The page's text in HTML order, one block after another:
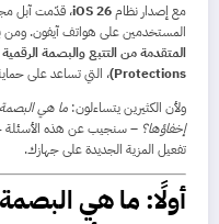
مع إصدار نظامiOS 26، قدّمت آبل
المستخدمين على هواتف آيفون. ومن
Protections) ، التي تساعد على
ولأن الكثيرين يتساءلون: ما هي البصمة
إخفاؤها؟ – سنجيب عن هذه الأسئلة
تفعيل المزية الجديدة على جهازك.
أولًا: ما هي